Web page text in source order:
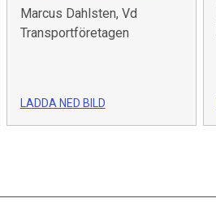
Marcus Dahlsten, Vd
Transportföretagen
LADDA NED BILD